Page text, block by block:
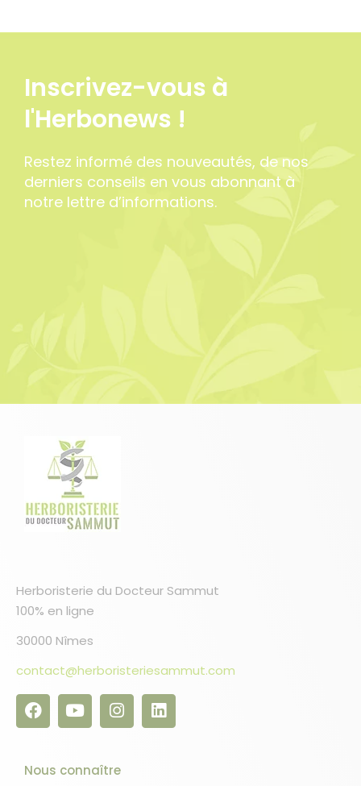
4 avis
Inscrivez-vous à
l'Herbonews !
Restez informé des nouveautés, de nos
derniers conseils en vous abonnant à
notre lettre d’informations.
Herboristerie du Docteur Sammut
100% en ligne
30000 Nîmes
contact@herboristeriesammut.com
Nous connaître